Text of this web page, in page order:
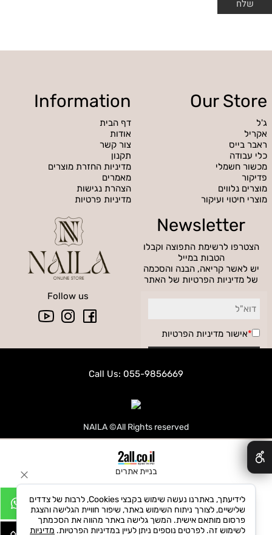
Our Store
ג'ל
אקריל
ראבר בייס
כלי עבודה
מכשור חשמלי
פדיקור
מוצרים נלווים
מוצרי חיטוי ועיקור
Information
דף הבית
אודות
צור קשר
תקנון
מדיניות החזרת מוצרים
מאמרים
הצהרת נגישות
מדיניות פרטיות
Newsletter
הצטרפו לרשימת התפוצה וקבלו
הטבות במייל
יש לאשר קריאה, הבנה והסכמה
של מדיניות הפרטיות של האתר
*אישור מדיניות הפרטיות
Follow us
Call Us: 055-9856669
NAILA ©All Rights reserved
בניית אתרים
לידיעתך, באתרנו נעשה שימוש בקבצי Cookies, לרבות של צדדים
שלישיים, לצורך ניתוח השימוש באתר, שיפור חוויית הגלישה והצגת
פרסום מותאם אישית. המשך גלישה באתר מהווה את הסכמתך
לשימוש זה. לפרטים נוספים ניתן לעיין במדיניות הפרטיות. מדיניות